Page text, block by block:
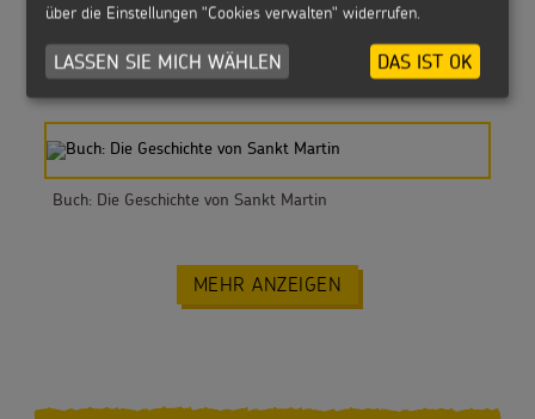
Buch: Von Sankt Martin den Kindern erzählt
Buch: Die Geschichte von Sankt Martin
MEHR ANZEIGEN
über die Einstellungen "Cookies verwalten" widerrufen.
LASSEN SIE MICH WÄHLEN DAS IST OK